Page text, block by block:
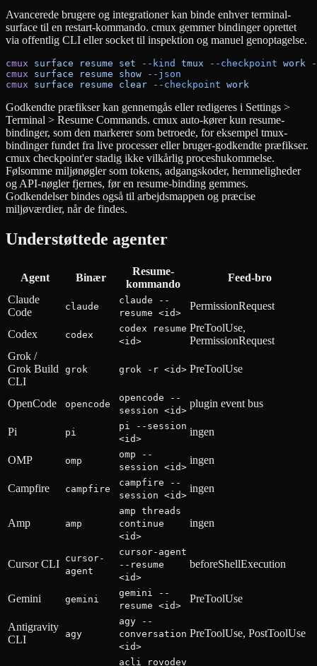
Avancerede brugere og integrationer kan binde enhver terminal-
surface til en restart-kommando. cmux gemmer bindinger oprettet
via offentlig CLI eller socket til inspektion og manuel genoptagelse.
cmux surface resume set --kind tmux --checkpoint work
cmux surface resume show --json
cmux surface resume clear --checkpoint work
Godkendte præfikser kan gennemgås eller redigeres i Settings >
Terminal > Resume Commands. cmux auto-kører kun resume-
bindinger, som den markerer som betroede, for eksempel tmux-
bindinger fundet fra live processer eller bruger-godkendte præfikser.
cmux checkpoint'er stadig ikke vilkårlig proceshukommelse.
Følsomme miljønøgler som tokens, adgangskoder, hemmeligheder
og API-nøgler fjernes, før en resume-binding gemmes.
Godkendelser bindes også til arbejdsmappen og præcise
miljøværdier, når de findes.
Understøttede agenter
Agent Binær
Resume-
kommando
Feed-bro
Claude
Code
claude
claude --
resume <id>
PermissionRequest
Codex codex
codex resume
<id>
PreToolUse,
PermissionRequest
Grok /
Grok Build
CLI
grok grok -r <id> PreToolUse
OpenCode opencode
opencode --
session <id>
plugin event bus
Pi pi
pi --session
<id>
ingen
OMP omp
omp --
session <id>
ingen
Campfire campfire
campfire --
session <id>
ingen
Amp amp
amp threads
continue
<id>
ingen
Cursor CLI cursor-
agent
cursor-agent
--resume
<id>
beforeShellExecution
Gemini gemini
gemini --
resume <id>
PreToolUse
Antigravity
CLI
agy
agy --
conversation
<id>
PreToolUse, PostToolUse
acli rovodev